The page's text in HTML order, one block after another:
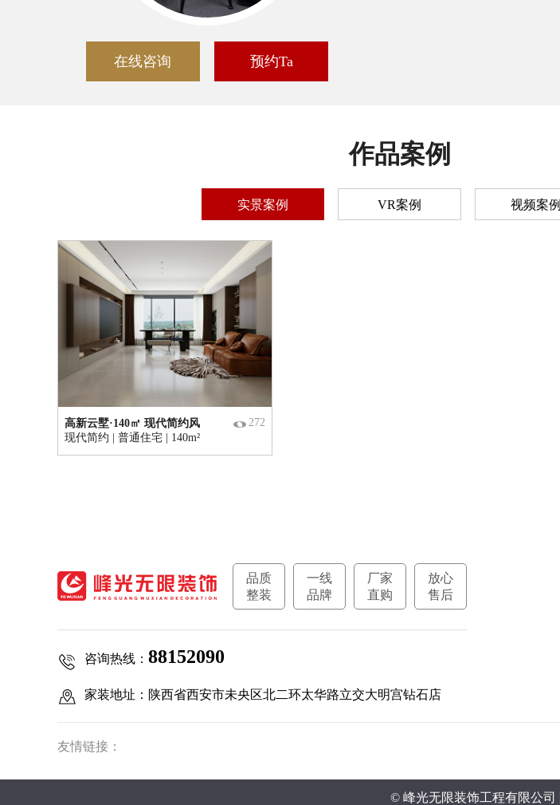
在线咨询 预约Ta
作品案例
实景案例 VR案例 视频案例
高新云墅·140㎡ 现代简约风
现代简约 | 普通住宅 | 140m²
272
品质
整装
一线
品牌
厂家
直购
放心
售后
咨询热线： 88152090
家装地址：陕西省西安市未央区北二环太华路立交大明宫钻石店
友情链接：
© 峰光无限装饰工程有限公司